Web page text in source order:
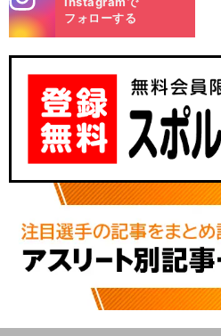
m
フォローする